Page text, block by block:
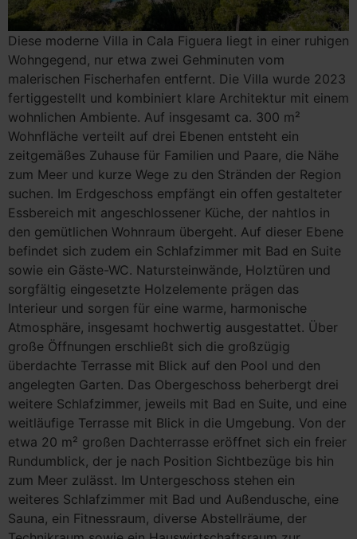
Diese moderne Villa in Cala Figuera liegt in einer ruhigen
Wohngegend, nur etwa zwei Gehminuten vom
malerischen Fischerhafen entfernt. Die Villa wurde 2023
fertiggestellt und kombiniert klare Architektur mit einem
wohnlichen Ambiente. Auf insgesamt ca. 300 m²
Wohnfläche verteilt auf drei Ebenen entsteht ein
zeitgemäßes Zuhause für Familien und Paare, die Nähe
zum Meer und kurze Wege zu den Stränden der Region
suchen. Im Erdgeschoss empfängt ein offen gestalteter
Essbereich mit angeschlossener Küche, der nahtlos in
den gemütlichen Wohnraum übergeht. Auf dieser Ebene
befindet sich zudem ein Schlafzimmer mit Bad en Suite
sowie ein Gäste-WC. Natursteinwände, Holztüren und
sorgfältig eingesetzte Holzelemente prägen das
Interieur und sorgen für eine warme, harmonische
Atmosphäre, insgesamt hochwertig ausgestattet. Über
große Öffnungen erschließt sich die großzügig
überdachte Terrasse mit Blick auf den Pool und den
angelegten Garten. Das Obergeschoss beherbergt drei
weitere Schlafzimmer, jeweils mit Bad en Suite, und eine
weitläufige Terrasse mit Blick in die Umgebung. Von der
etwa 20 m² großen Dachterrasse eröffnet sich ein freier
Rundumblick, der je nach Position Sichtbezüge bis hin
zum Meer zulässt. Im Untergeschoss stehen ein
weiteres Schlafzimmer mit Bad und Außendusche, eine
Sauna, ein Fitnessraum, diverse Abstellräume, der